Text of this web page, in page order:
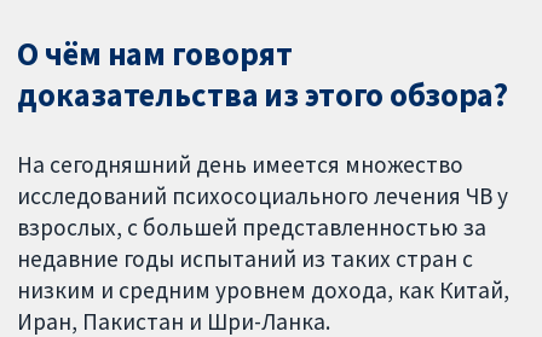
О чём нам говорят
доказательства из этого обзора?
На сегодняшний день имеется множество
исследований психосоциального лечения ЧВ у
взрослых, с большей представленностью за
недавние годы испытаний из таких стран с
низким и средним уровнем дохода, как Китай,
Иран, Пакистан и Шри-Ланка.